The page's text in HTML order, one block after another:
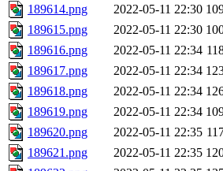
189614.png
2022-05-11 22:30
189615.png
2022-05-11 22:30
189616.png
2022-05-11 22:34
189617.png
2022-05-11 22:34
189618.png
2022-05-11 22:34
189619.png
2022-05-11 22:34
189620.png
2022-05-11 22:35
189621.png
2022-05-11 22:35